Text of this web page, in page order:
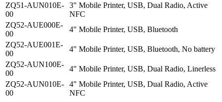
ZQ51-AUN010E-
00
3" Mobile Printer, USB, Dual Radio, Active
NFC
ZQ52-AUE000E-
00
4" Mobile Printer, USB, Bluetooth
ZQ52-AUE001E-
00
4" Mobile Printer, USB, Bluetooth, No battery
ZQ52-AUN100E-
00
4" Mobile Printer, USB, Dual Radio, Linerless
ZQ52-AUN010E-
00
4" Mobile Printer, USB, Dual Radio, Active
NFC